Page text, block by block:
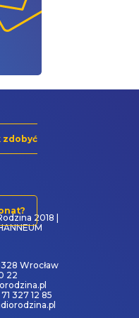
zdobyć
2018 |
Wrocław
22
327 12 85